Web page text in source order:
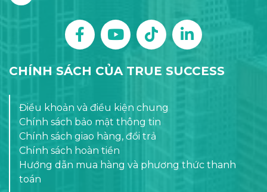
CHÍNH SÁCH CỦA TRUE SUCCESS
Điều khoản và điều kiện chung
Chính sách bảo mật thông tin
Chính sách giao hàng, đổi trả
Chính sách hoàn tiền
Hướng dẫn mua hàng và phương thức thanh
toán